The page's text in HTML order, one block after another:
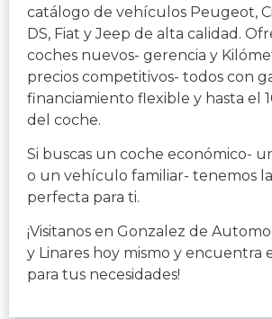
catálogo de vehículos Peugeot,
DS, Fiat y Jeep de alta calidad.
coches nuevos- gerencia y
precios competitivos- todos con
financiamiento flexible y hasta el
del coche.
Si buscas un coche económico-
o un vehículo familiar- tenemos
perfecta para ti.
¡Visitanos en Gonzalez de
y Linares hoy mismo y encuentra
para tus necesidades!